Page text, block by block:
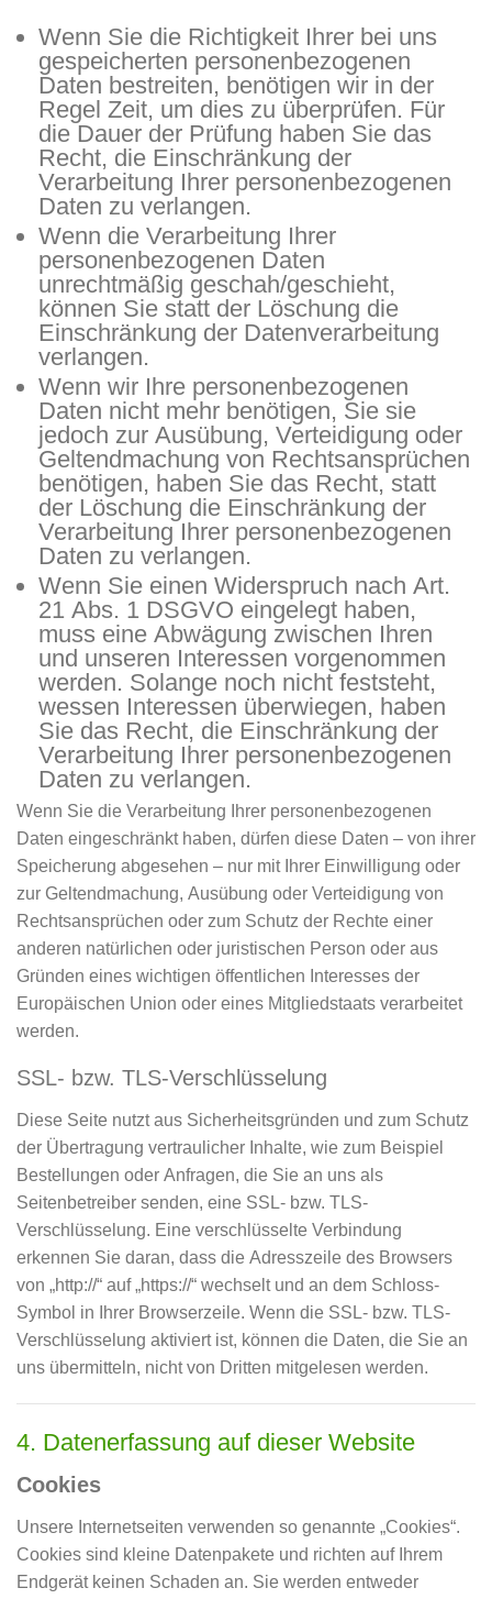
Wenn Sie die Richtigkeit Ihrer bei uns
gespeicherten personenbezogenen
Daten bestreiten, benötigen wir in der
Regel Zeit, um dies zu überprüfen. Für
die Dauer der Prüfung haben Sie das
Recht, die Einschränkung der
Verarbeitung Ihrer personenbezogenen
Daten zu verlangen.
Wenn die Verarbeitung Ihrer
personenbezogenen Daten
unrechtmäßig geschah/geschieht,
können Sie statt der Löschung die
Einschränkung der Datenverarbeitung
verlangen.
Wenn wir Ihre personenbezogenen
Daten nicht mehr benötigen, Sie sie
jedoch zur Ausübung, Verteidigung oder
Geltendmachung von Rechtsansprüchen
benötigen, haben Sie das Recht, statt
der Löschung die Einschränkung der
Verarbeitung Ihrer personenbezogenen
Daten zu verlangen.
Wenn Sie einen Widerspruch nach Art.
21 Abs. 1 DSGVO eingelegt haben,
muss eine Abwägung zwischen Ihren
und unseren Interessen vorgenommen
werden. Solange noch nicht feststeht,
wessen Interessen überwiegen, haben
Sie das Recht, die Einschränkung der
Verarbeitung Ihrer personenbezogenen
Daten zu verlangen.
Wenn Sie die Verarbeitung Ihrer personenbezogenen
Daten eingeschränkt haben, dürfen diese Daten – von ihrer
Speicherung abgesehen – nur mit Ihrer Einwilligung oder
zur Geltendmachung, Ausübung oder Verteidigung von
Rechtsansprüchen oder zum Schutz der Rechte einer
anderen natürlichen oder juristischen Person oder aus
Gründen eines wichtigen öffentlichen Interesses der
Europäischen Union oder eines Mitgliedstaats verarbeitet
werden.
SSL- bzw. TLS-Verschlüsselung
Diese Seite nutzt aus Sicherheitsgründen und zum Schutz
der Übertragung vertraulicher Inhalte, wie zum Beispiel
Bestellungen oder Anfragen, die Sie an uns als
Seitenbetreiber senden, eine SSL- bzw. TLS-
Verschlüsselung. Eine verschlüsselte Verbindung
erkennen Sie daran, dass die Adresszeile des Browsers
von „http://“ auf „https://“ wechselt und an dem Schloss-
Symbol in Ihrer Browserzeile. Wenn die SSL- bzw. TLS-
Verschlüsselung aktiviert ist, können die Daten, die Sie an
uns übermitteln, nicht von Dritten mitgelesen werden.
4. Datenerfassung auf dieser Website
Cookies
Unsere Internetseiten verwenden so genannte „Cookies“.
Cookies sind kleine Datenpakete und richten auf Ihrem
Endgerät keinen Schaden an. Sie werden entweder